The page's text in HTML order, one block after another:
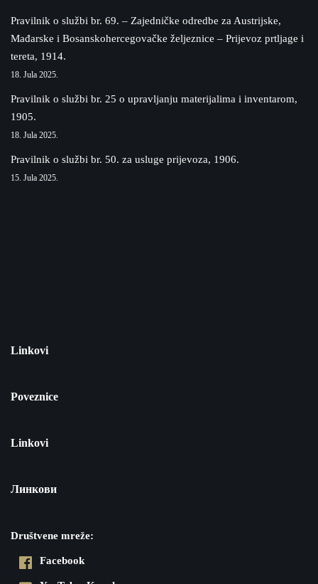
Pravilnik o službi br. 69. – Zajedničke odredbe za Austrijske,
Mađarske i Bosanskohercegovačke željeznice – Prijevoz prtljage i
tereta, 1914.
18. Jula 2025.
Pravilnik o službi br. 25 o upravljanju materijalima i inventarom,
1905.
18. Jula 2025.
Pravilnik o službi br. 50. za usluge prijevoza, 1906.
15. Jula 2025.
Linkovi
Poveznice
Linkovi
Линкови
Društvene mreže:
Facebook